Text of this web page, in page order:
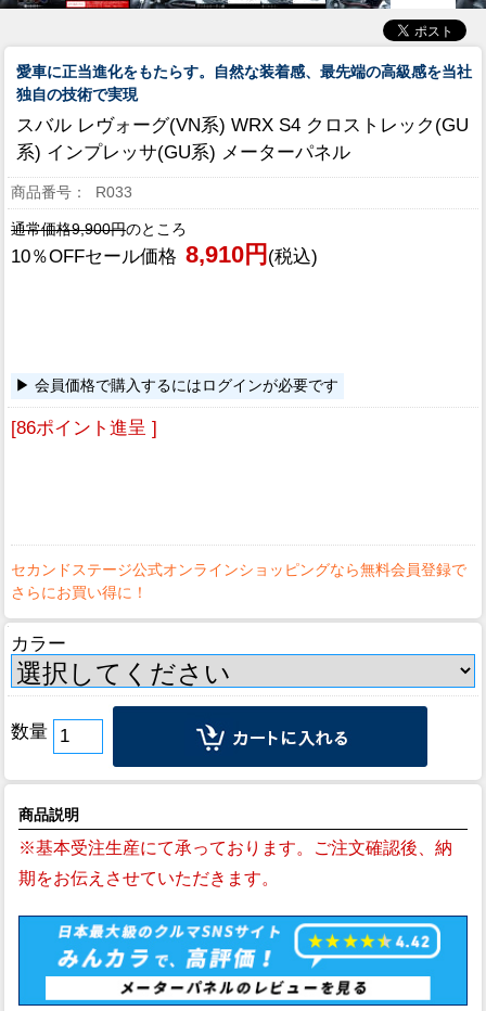
愛車に正当進化をもたらす。自然な装着感、最先端の高級感を当社
独自の技術で実現
スバル レヴォーグ(VN系) WRX S4 クロストレック(GU
系) インプレッサ(GU系) メーターパネル
R033
通常価格9,900円のところ
10％OFFセール価格 8,910円 (税込)
会員価格で購入するにはログインが必要です
[86ポイント進呈 ]
カラー
数量
商品説明
※基本受注生産にて承っております。ご注文確認後、納
期をお伝えさせていただきます。